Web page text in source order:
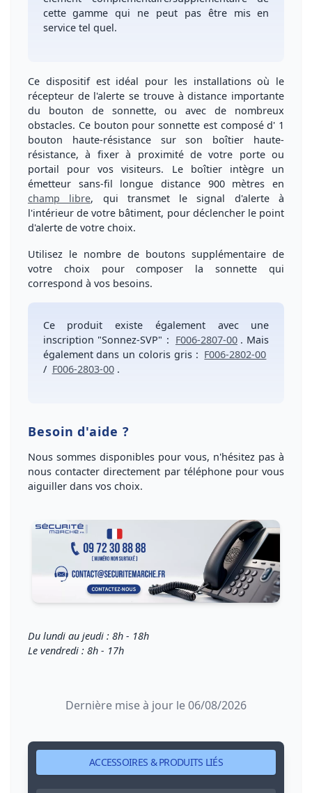
ACCESSOIRES & PRODUITS LIÉS
cette gamme qui ne peut pas être mis en
service tel quel.
Ce dispositif est idéal pour les installations où le
récepteur de l'alerte se trouve à distance importante
du bouton de sonnette, ou avec de nombreux
obstacles. Ce bouton pour sonnette est composé d' 1
bouton haute-résistancesur son boîtier haute-
résistance, à fixer à proximité de votre porte ou
portail pour vos visiteurs. Le boîtier intègre un
émetteur sans-fil longue distance 900 mètres en
champ libre, qui transmet le signal d'alerte à
l'intérieur de votre bâtiment, pour déclencher le point
d'alerte de votre choix.
Utilisez le nombre de boutons supplémentaire de
votre choix pour composer la sonnette qui
correspond à vos besoins.
Ce produit existe également avec une
inscription "Sonnez-SVP" : F006-2807-00 . Mais
également dans un coloris gris: F006-2802-00
/ F006-2803-00 .
Besoin d'aide ?
Nous sommes disponibles pour vous, n'hésitez pas à
nouscontacter directement par téléphonepour vous
aiguiller dans vos choix.
Du lundi au jeudi : 8h - 18h
Le vendredi : 8h - 17h
Dernière mise à jour le 06/08/2026